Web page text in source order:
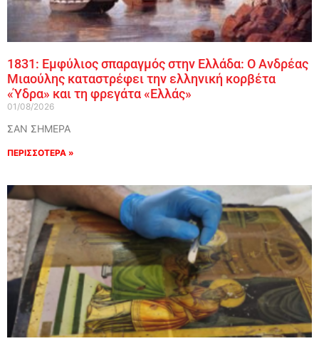
1831: Εμφύλιος σπαραγμός στην Ελλάδα: Ο Ανδρέας
Μιαούλης καταστρέφει την ελληνική κορβέτα
«Ύδρα» και τη φρεγάτα «Ελλάς»
01/08/2026
ΣΑΝ ΣΗΜΕΡΑ
ΠΕΡΙΣΣΟΤΕΡΑ »